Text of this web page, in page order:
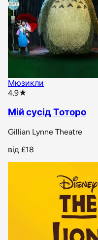
Мюзикли
4.9★
Мій сусід Тоторо
Gillian Lynne Theatre
від £18